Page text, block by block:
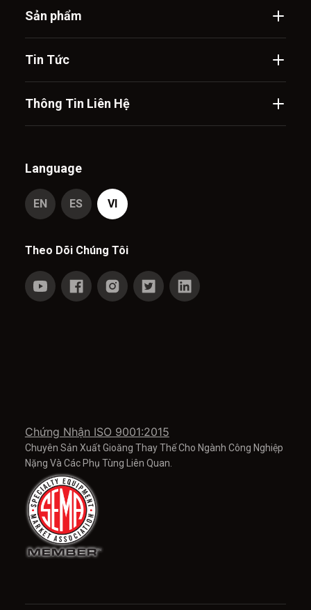
Sản phẩm
Tin Tức
Thông Tin Liên Hệ
Chứng Nhận ISO 9001:2015
Chuyên Sản Xuất Gioăng Thay Thế Cho Ngành Công Nghiệp
Nặng Và Các Phụ Tùng Liên Quan.
Language
EN ES VI
Theo Dõi Chúng Tôi